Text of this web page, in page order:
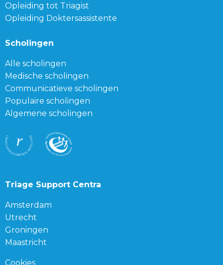
Opleiding tot Triagist
Opleiding Doktersassistente
Scholingen
Alle scholingen
Medische scholingen
Communicatieve scholingen
Populaire scholingen
Algemene scholingen
Triage Support Centra
Amsterdam
Utrecht
Groningen
Maastricht
Cookies